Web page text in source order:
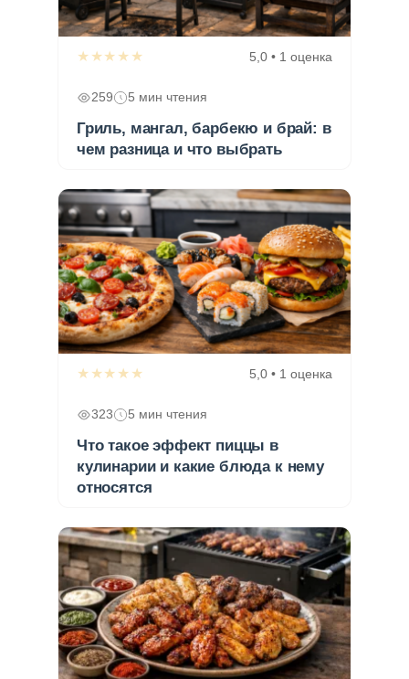
★★★★★ 5,0 • 1 оценка
259 5 мин чтения
Гриль, мангал, барбекю и брай: в
чем разница и что выбрать
★★★★★ 5,0 • 1 оценка
323 5 мин чтения
Что такое эффект пиццы в
кулинарии и какие блюда к нему
относятся